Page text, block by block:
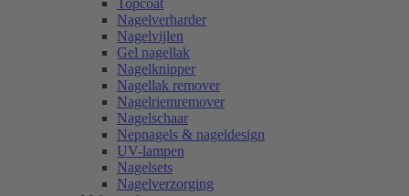
Topcoat
Nagelverharder
Nagelvijlen
Gel nagellak
Nagelknipper
Nagellak remover
Nagelriemremover
Nagelschaar
Nepnagels & nageldesign
UV-lampen
Nagelsets
Nagelverzorging